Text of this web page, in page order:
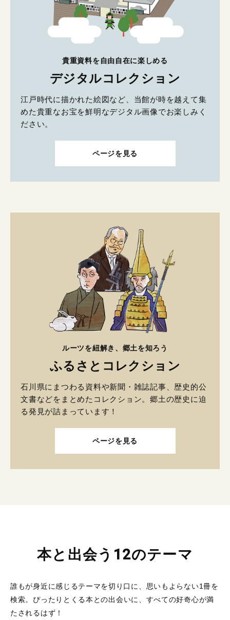
貴重資料を自由自在に楽しめる
デジタルコレクション
江戸時代に描かれた絵図など、当館が時を越えて集
めた貴重なお宝を鮮明なデジタル画像でお楽しみく
ださい。
ページを見る
ルーツを紐解き、郷土を知ろう
ふるさとコレクション
石川県にまつわる資料や新聞・雑誌記事、歴史的公
文書などをまとめたコレクション。郷土の歴史に迫
る発見が詰まっています！
ページを見る
本と出会う12のテーマ
誰もが身近に感じるテーマを切り口に、思いもよらない1冊を
検索。 ぴったりとくる本との出会いに、すべての好奇心が満
たされるはず！